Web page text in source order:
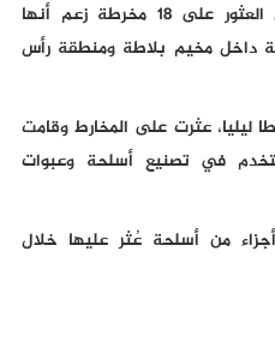
-أعلن جيش الاحتلال الإسرائيلي العثور على 18 مخرطة زعم أنها
داخل مخيم بلاطة ومنطقة رأس
عثرت على المخارط وقامت
في تصنيع أسلحة وعبوات
من أسلحة عُثر عليها خلال